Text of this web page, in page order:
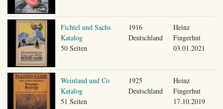
Fichtel und Sachs
Katalog
50 Seiten
1916
Deutschland
Heinz
Fingerhut
03.01.2021
Weinland und Co
Katalog
51 Seiten
1925
Deutschland
Heinz
Fingerhut
17.10.2019